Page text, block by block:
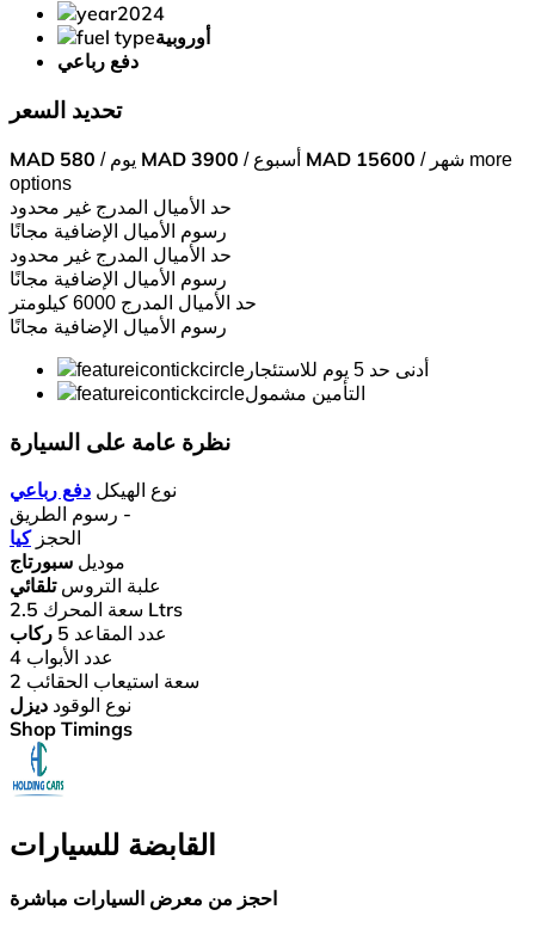
2024
أوروبية
دفع رباعي
تحديد السعر
MAD 580 / يوم MAD 3900 / أسبوع MAD 15600 / شهر more
options
حد الأميال المدرج غير محدود
رسوم الأميال الإضافية مجانًا
حد الأميال المدرج غير محدود
رسوم الأميال الإضافية مجانًا
حد الأميال المدرج 6000 كيلومتر
رسوم الأميال الإضافية مجانًا
أدنى حد 5 يوم للاستئجار
التأمين مشمول
نظرة عامة على السيارة
نوع الهيكل دفع رباعي
-
الحجز كيا
موديل سبورتاج
علبة التروس تلقائي
سعة المحرك 2.5 Ltrs
عدد المقاعد 5 ركاب
عدد الأبواب 4
سعة استيعاب الحقائب 2
نوع الوقود ديزل
Shop Timings
القابضة للسيارات
احجز من معرض السيارات مباشرة